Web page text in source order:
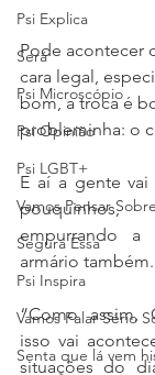
Psi Explica
Será
Psi Microscópio
Psi Opinião
Psi LGBT+
Vamos Pensar
Segura Essa
Psi Inspira
Vamos Falar Sério
Senta que lá vem
Pode acontecer
cara legal,
bom, a troca é
probleminha: o
E aí a gente
empurrando
armário também.
“Como assim,
isso vai
situações do